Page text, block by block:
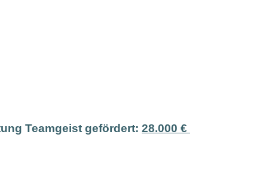
Teamgeist gefördert: 28.000 €